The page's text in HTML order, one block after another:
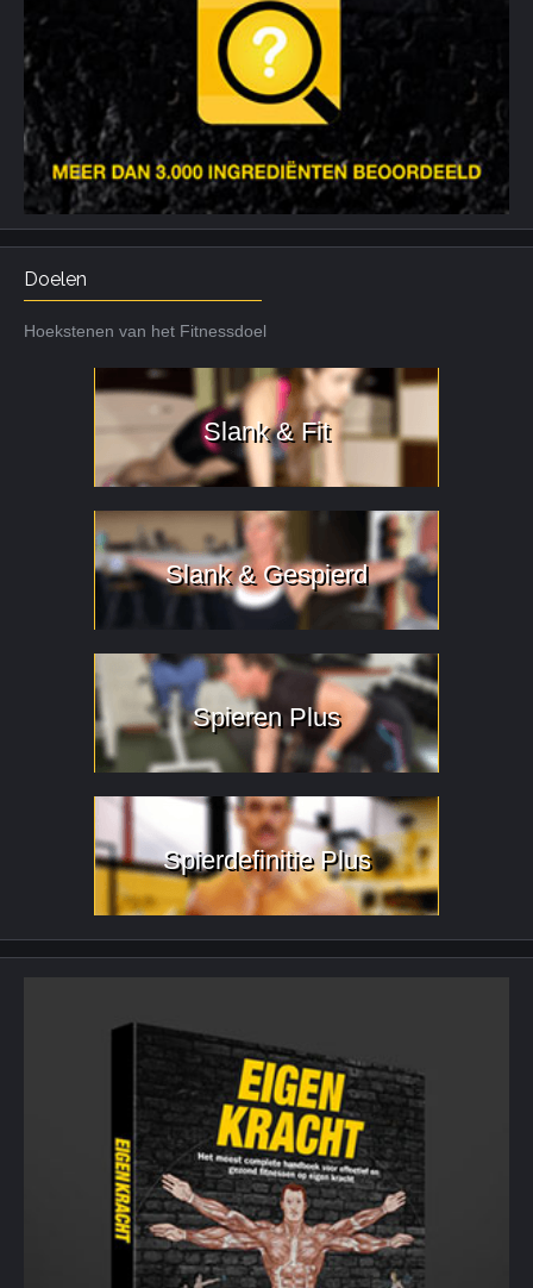
Doelen
Hoekstenen van het Fitnessdoel
Slank & Fit
Slank & Gespierd
Spieren Plus
Spierdefinitie Plus